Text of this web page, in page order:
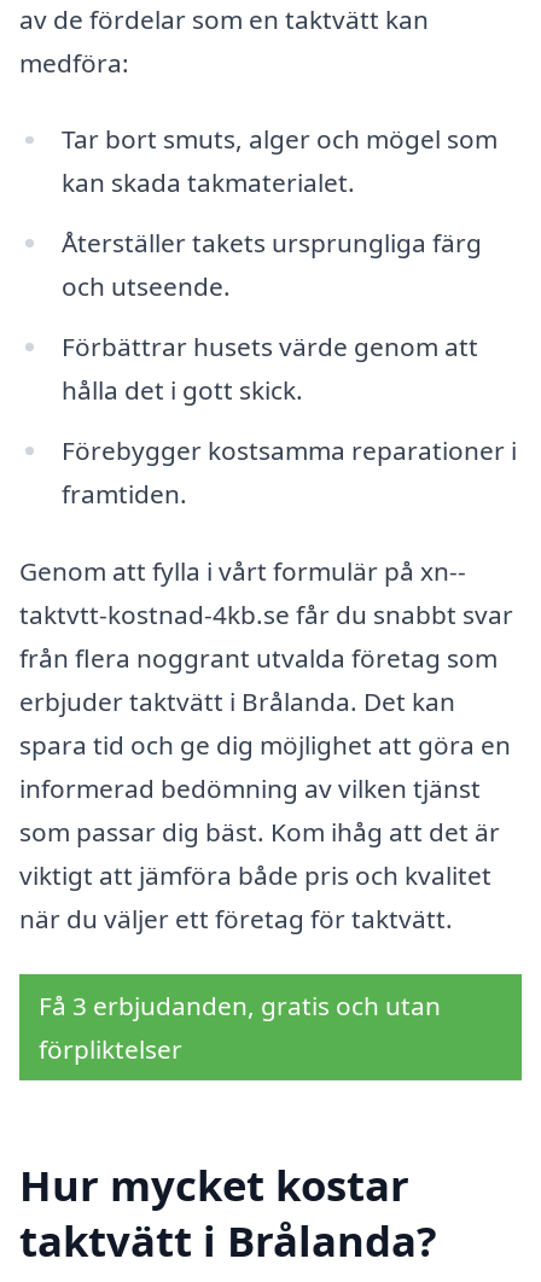
av de fördelar som en taktvätt kan
medföra:
Tar bort smuts, alger och mögel som
kan skada takmaterialet.
Återställer takets ursprungliga färg
och utseende.
Förbättrar husets värde genom att
hålla det i gott skick.
Förebygger kostsamma reparationer i
framtiden.
Genom att fylla i vårt formulär på xn--
taktvtt-kostnad-4kb.se får du snabbt svar
från flera noggrant utvalda företag som
erbjuder taktvätt i Brålanda. Det kan
spara tid och ge dig möjlighet att göra en
informerad bedömning av vilken tjänst
som passar dig bäst. Kom ihåg att det är
viktigt att jämföra både pris och kvalitet
när du väljer ett företag för taktvätt.
Få 3 erbjudanden, gratis och utan
förpliktelser
Hur mycket kostar
taktvätt i Brålanda?